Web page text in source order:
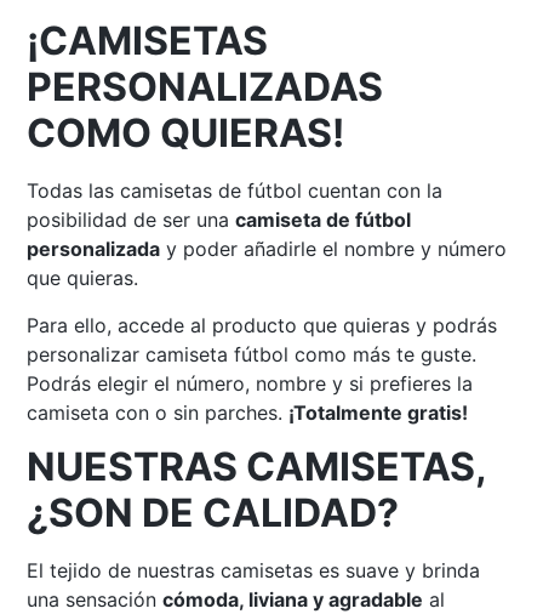
¡CAMISETAS
PERSONALIZADAS
COMO QUIERAS!
Todas las camisetas de fútbol cuentan con la
posibilidad de ser unacamiseta de fútbol
personalizada y poder añadirle el nombre y número
que quieras.
Para ello, accede al producto que quieras y podrás
personalizar camiseta fútbol como más te guste.
Podrás elegir el número, nombre y si prefieres la
camiseta con o sin parches. ¡Totalmente gratis!
NUESTRAS CAMISETAS,
¿SON DE CALIDAD?
El tejido de nuestras camisetas es suave y brinda
una sensacióncómoda, liviana y agradable al